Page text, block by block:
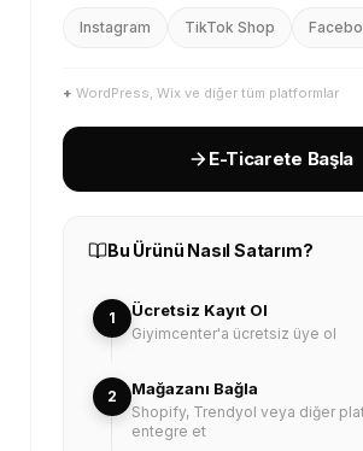
Instagram TikTok Shop
+ WordPress, Wix ve diğer tüm platformlar
E-Ticarete Başla
Bu Ürünü Nasıl Satarım?
1 Ücretsiz Kayıt Ol
Giyimcenter'a ücretsiz üye ol
2 Mağazanı Bağla
Shopify, Trendyol veya diğer
entegre et